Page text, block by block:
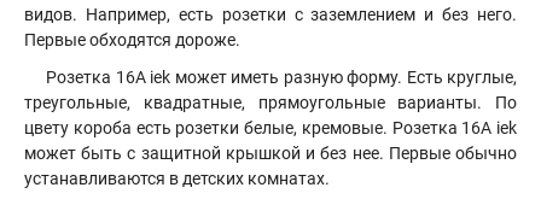
видов. Например, есть розетки с заземлением и без него.
Первые обходятся дороже.
Розетка 16А iek может иметь разную форму. Есть круглые,
треугольные, квадратные, прямоугольные варианты. По
цвету короба есть розетки белые, кремовые. Розетка 16А iek
может быть с защитной крышкой и без нее. Первые обычно
устанавливаются в детских комнатах.